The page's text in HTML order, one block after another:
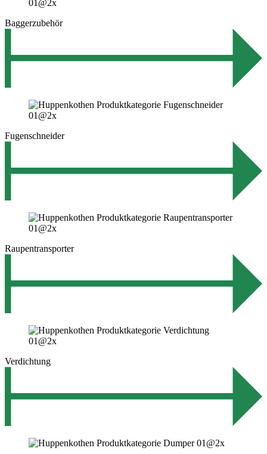
Baggerzubehör
Fugenschneider
Raupentransporter
Verdichtung